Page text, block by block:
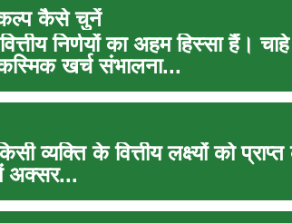
कैसे चुनें
निर्णयों का अहम हिस्सा हैं।
खर्च संभालना...
व्यक्ति के वित्तीय लक्ष्यों को
अक्सर...